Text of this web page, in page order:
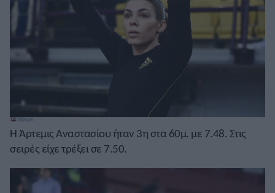
Η Άρτεμις Αναστασίου ήταν 3η στα 60μ. με 7.48. Στις
σειρές είχε τρέξει σε 7.50.